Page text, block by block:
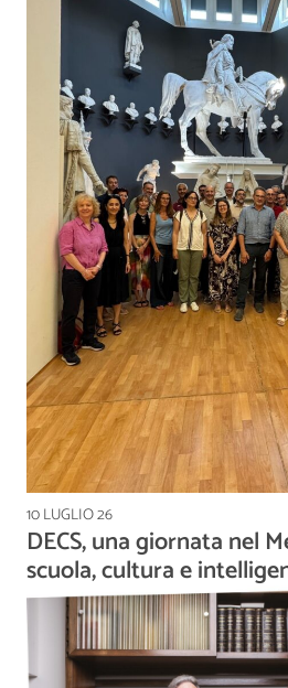
10 LUGLIO 26
DECS, una giornata nel
scuola, cultura e